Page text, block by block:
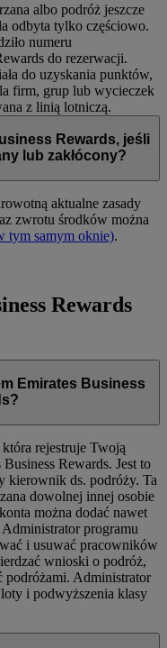
albo podróż jeszcze
odbyta tylko częściowo.
numeru
do rezerwacji.
do uzyskania punktów,
firm, grup lub wycieczek
z linią lotniczą.
Rewards, jeśli
lub zakłócony?
aktualne zasady
zwrotu środków można
tym samym oknie).
Rewards
Emirates Business
rejestruje Twoją
Rewards. Jest to
kierownik ds. podróży. Ta
dowolnej innej osobie
można dodać nawet
programu
i usuwać pracowników
wnioski o podróż,
podróżami. Administrator
i podwyższenia klasy